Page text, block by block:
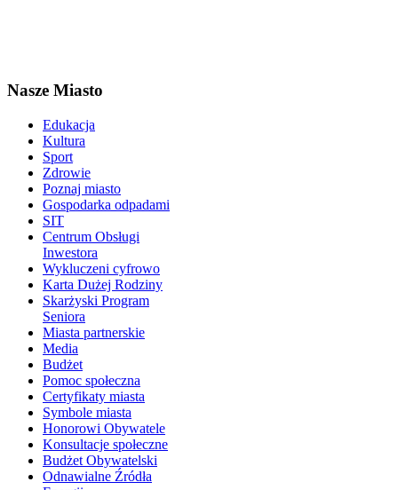
Nasze Miasto
Edukacja
Kultura
Sport
Zdrowie
Poznaj miasto
Gospodarka odpadami
SIT
Centrum Obsługi
Inwestora
Wykluczeni cyfrowo
Karta Dużej Rodziny
Skarżyski Program
Seniora
Miasta partnerskie
Media
Budżet
Pomoc społeczna
Certyfikaty miasta
Symbole miasta
Honorowi Obywatele
Konsultacje społeczne
Budżet Obywatelski
Odnawialne Źródła